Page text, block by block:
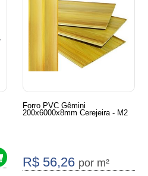
Forro PVC Gêmini
200x6000x8mm Cerejeira - M2
R$ 56,26 por m²